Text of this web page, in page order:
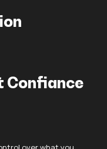
Confiance